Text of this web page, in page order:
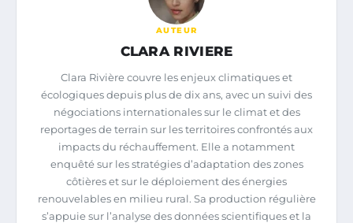
AUTEUR
CLARA RIVIERE
Clara Rivière couvre les enjeux climatiques et
écologiques depuis plus de dix ans, avec un suivi des
négociations internationales sur le climat et des
reportages de terrain sur les territoires confrontés aux
impacts du réchauffement. Elle a notamment
enquêté sur les stratégies d’adaptation des zones
côtières et sur le déploiement des énergies
renouvelables en milieu rural. Sa production régulière
s’appuie sur l’analyse des données scientifiques et la